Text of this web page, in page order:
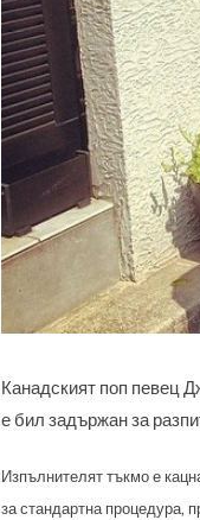
Канадският поп певец
е бил задържан за
Изпълнителят тъкмо е
за стандартна процедура,